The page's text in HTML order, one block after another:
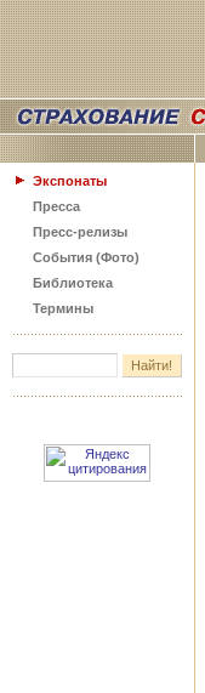
Экспонаты
Пресса
Пресс-релизы
События (Фото)
Библиотека
Термины